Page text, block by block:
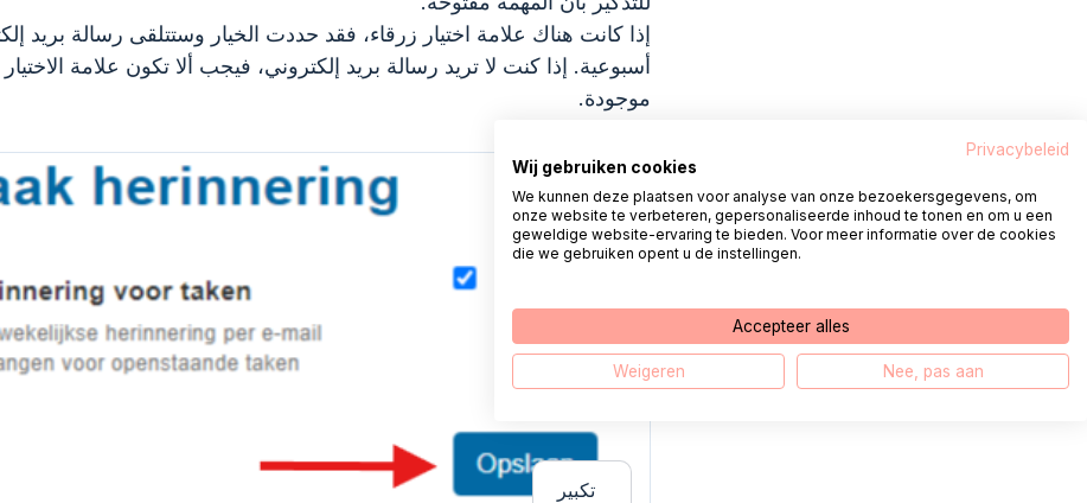
إذا كانت هناك علامة اختيار زرقاء، فقد حددت الخيار وستتلقى رسالة بريد
أسبوعية. إذا كنت لا تريد رسالة بريد إلكتروني، فيجب ألا تكون علامة الاختيار
موجودة.
تكبير
Privacybeleid
Wij gebruiken cookies
We kunnen deze plaatsen voor analyse van onze bezoekersgegevens, om
onze website te verbeteren, gepersonaliseerde inhoud te tonen en om u een
geweldige website-ervaring te bieden. Voor meer informatie over de cookies
die we gebruiken opent u de instellingen.
Accepteer alles
Weigeren Nee, pas aan